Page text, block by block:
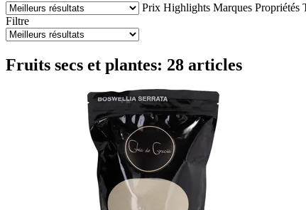
Prix Highlights Marques Propriétés
Filtre
Fruits secs et plantes: 28 articles